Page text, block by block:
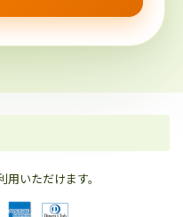
いただけます。